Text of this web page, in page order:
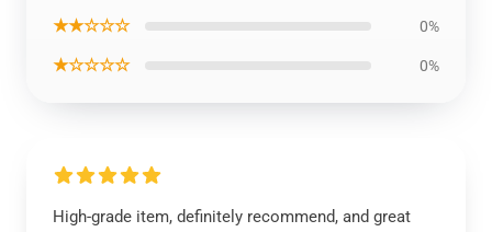
★★☆☆☆ 0%
★☆☆☆☆ 0%
High-grade item, definitely recommend, and great